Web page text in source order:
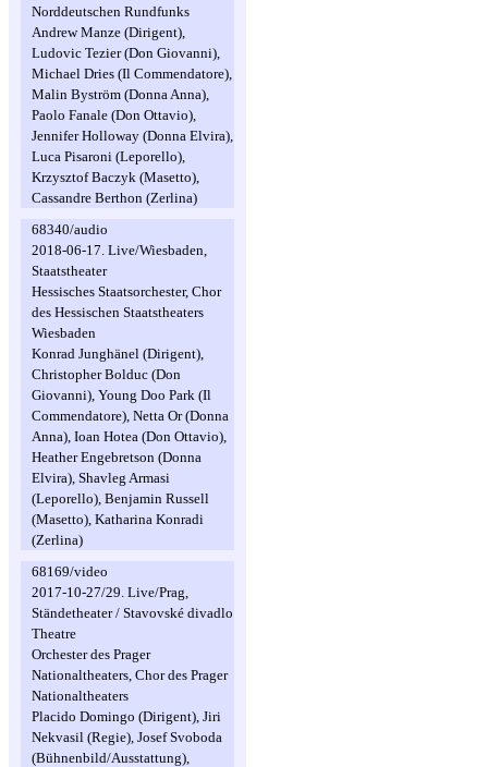
Norddeutschen Rundfunks
Andrew Manze (Dirigent),
Ludovic Tezier (Don Giovanni),
Michael Dries (Il Commendatore),
Malin Byström (Donna Anna),
Paolo Fanale (Don Ottavio),
Jennifer Holloway (Donna Elvira),
Luca Pisaroni (Leporello),
Krzysztof Baczyk (Masetto),
Cassandre Berthon (Zerlina)
68340/audio
2018-06-17. Live/Wiesbaden,
Staatstheater
Hessisches Staatsorchester, Chor
des Hessischen Staatstheaters
Wiesbaden
Konrad Junghänel (Dirigent),
Christopher Bolduc (Don
Giovanni), Young Doo Park (Il
Commendatore), Netta Or (Donna
Anna), Ioan Hotea (Don Ottavio),
Heather Engebretson (Donna
Elvira), Shavleg Armasi
(Leporello), Benjamin Russell
(Masetto), Katharina Konradi
(Zerlina)
68169/video
2017-10-27/29. Live/Prag,
Ständetheater / Stavovské divadlo
Theatre
Orchester des Prager
Nationaltheaters, Chor des Prager
Nationaltheaters
Placido Domingo (Dirigent), Jiri
Nekvasil (Regie), Josef Svoboda
(Bühnenbild/Ausstattung),